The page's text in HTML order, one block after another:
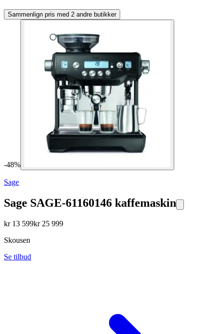
Sammenlign pris med 2 andre butikker
-48%
Sage
Sage SAGE-61160146 kaffemaskin
kr 13 599kr 25 999
Skousen
Se tilbud